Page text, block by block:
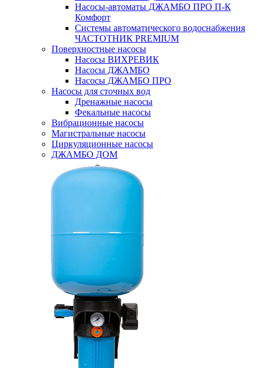
Насосы-автоматы ДЖАМБО ПРО П-К
Комфорт
Системы автоматического водоснабжения
ЧАСТОТНИК PREMIUM
Поверхностные насосы
Насосы ВИХРЕВИК
Насосы ДЖАМБО
Насосы ДЖАМБО ПРО
Насосы для сточных вод
Дренажные насосы
Фекальные насосы
Вибрационные насосы
Магистральные насосы
Циркуляционные насосы
ДЖАМБО ДОМ